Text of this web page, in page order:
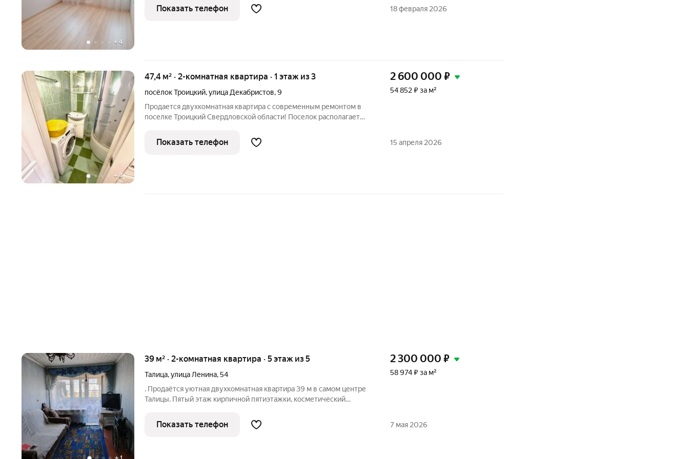
+ 4
от Тюмени по трассе Тюмень-Екатеринбург, что обеспечивает
отличную транспортную
Показать телефон 18 февраля 2026
+ 4
47,4 м² · 2-комнатная квартира · 1 этаж из 3
посёлок Троицкий,улица Декабристов,9
Продается двухкомнатная квартира с современным ремонтом в
поселке Троицкий Свердловской области! Поселок располагает
ветки Екатеринбург Тюмень, что делает поездки в город легкими
и быстрыми. В
2 600 000 ₽
54 852 ₽ за м²
Показать телефон 15 апреля 2026
39 м² · 2-комнатная квартира · 5 этаж из 5
Талица,улица Ленина,54
. Продаётся уютная двухкомнатная квартира 39 м в самом центре
Талицы. Пятый этаж кирпичной пятиэтажки, косметический
входная дверь. Всё необходимое для жизни рядом: автовокзал,
школы,
2 300 000 ₽
58 974 ₽ за м²
Показать телефон 7 мая 2026